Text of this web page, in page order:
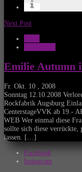
Next Post
Emilie Autumn
Fr. Okt. 10 , 2008
Sonntag 12.10.2008
Rockfabrik Augsburg
CenterstageVVK ab 19.-
WEB Wer einmal diese
sollte sich diese verrückte,
lassen. […]
Facebook
Instagram